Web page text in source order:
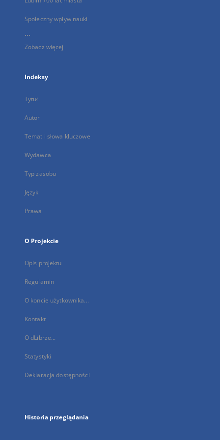
Społeczny wpływ nauki
...
Zobacz więcej
Indeksy
Tytuł
Autor
Temat i słowa kluczowe
Wydawca
Typ zasobu
Język
Prawa
O Projekcie
Opis projektu
Regulamin
O koncie użytkownika...
Kontakt
O dLibrze...
Statystyki
Deklaracja dostępności
Historia przeglądania